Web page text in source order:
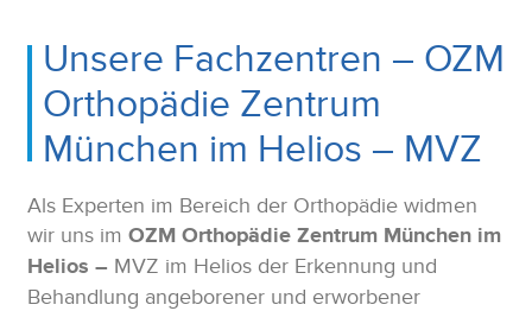
Unsere Fachzentren – OZM
Orthopädie Zentrum
München im Helios – MVZ
Als Experten im Bereich der Orthopädie widmen
wir uns im OZM Orthopädie Zentrum München im
Helios – MVZ im Helios der Erkennung und
Behandlung angeborener und erworbener